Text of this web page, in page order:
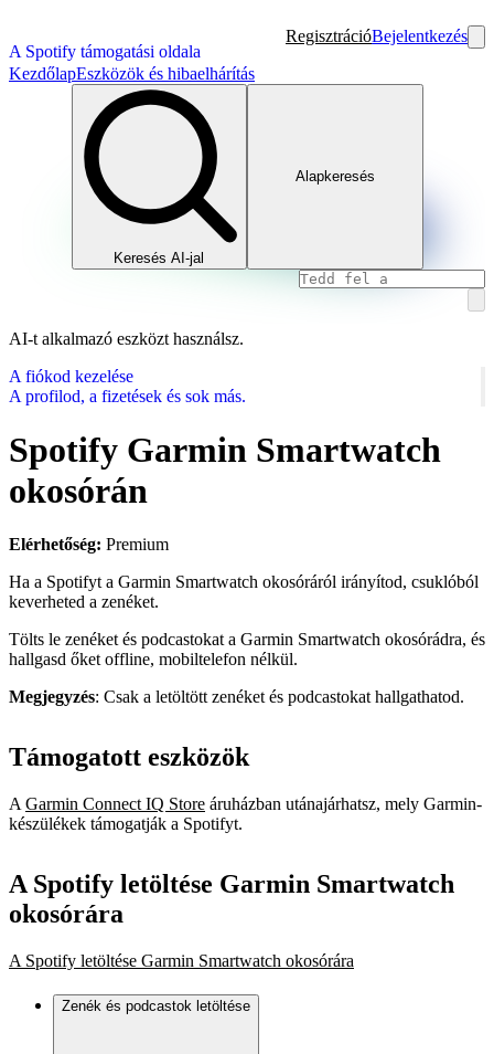
A Spotify támogatási oldala
RegisztrációBejelentkezés
KezdőlapEszközök és hibaelhárítás
Keresés AI-jal
Alapkeresés
AI-t alkalmazó eszközt használsz.
A fiókod kezelése
A profilod, a fizetések és sok más.
Spotify Garmin Smartwatch
okosórán
Elérhetőség: Premium
Ha a Spotifyt a Garmin Smartwatch okosóráról irányítod, csuklóból
keverheted a zenéket.
Tölts le zenéket és podcastokat a Garmin Smartwatch okosórádra, és
hallgasd őket offline, mobiltelefon nélkül.
Megjegyzés: Csak a letöltött zenéket és podcastokat hallgathatod.
Támogatott eszközök
A Garmin Connect IQ Store áruházban utánajárhatsz, mely Garmin-
készülékek támogatják a Spotifyt.
A Spotify letöltése Garmin Smartwatch
okosórára
A Spotify letöltése Garmin Smartwatch okosórára
Zenék és podcastok letöltése